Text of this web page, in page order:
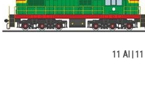
11 AI |